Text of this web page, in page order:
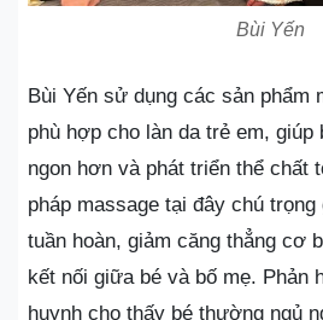
Bùi Yến
Bùi Yến sử dụng các sản phẩm
phù hợp cho làn da trẻ em, giúp
ngon hơn và phát triển thể chất
pháp massage tại đây chú
tuần hoàn, giảm căng thẳng cơ
kết nối giữa bé và bố mẹ. Phản
huynh cho thấy bé thường ngủ